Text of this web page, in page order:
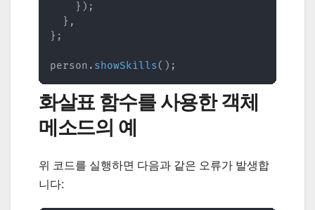
} ) ;
} ,
} ;
person . showSkills( ) ;
화살표 함수를 사용한 객체
메소드의 예
위 코드를 실행하면 다음과 같은 오류가 발생합
니다: